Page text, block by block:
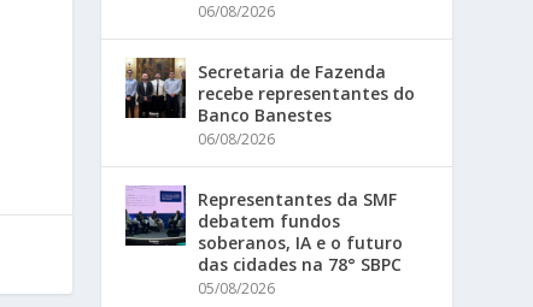
06/08/2026
Secretaria de Fazenda
recebe representantes do
Banco Banestes
06/08/2026
Representantes da SMF
debatem fundos
soberanos, IA e o futuro
das cidades na 78° SBPC
05/08/2026